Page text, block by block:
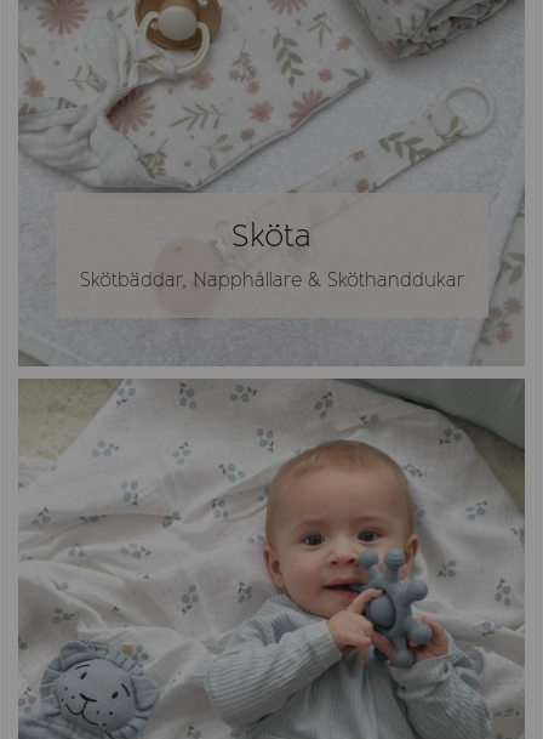
Sköta
Skötbäddar, Napphållare & Sköthanddukar